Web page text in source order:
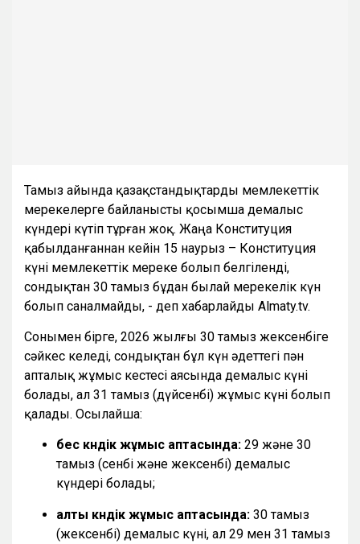
Тамыз айында қазақстандықтарды мемлекеттік
мерекелерге байланысты қосымша демалыс
күндері күтіп тұрған жоқ. Жаңа Конституция
қабылданғаннан кейін 15 наурыз – Конституция
күні мемлекеттік мереке болып белгіленді,
сондықтан 30 тамыз бұдан былай мерекелік күн
болып саналмайды, - деп хабарлайды Almaty.tv.
Сонымен бірге, 2026 жылғы 30 тамыз жексенбіге
сәйкес келеді, сондықтан бұл күн әдеттегі пән
апталық жұмыс кестесі аясында демалыс күні
болады, ал 31 тамыз (дүйсенбі) жұмыс күні болып
қалады. Осылайша:
бес күндік жұмыс аптасында: 29 және 30
тамыз (сенбі және жексенбі) демалыс
күндері болады;
алты күндік жұмыс аптасында: 30 тамыз
(жексенбі) демалыс күні, ал 29 мен 31 тамыз